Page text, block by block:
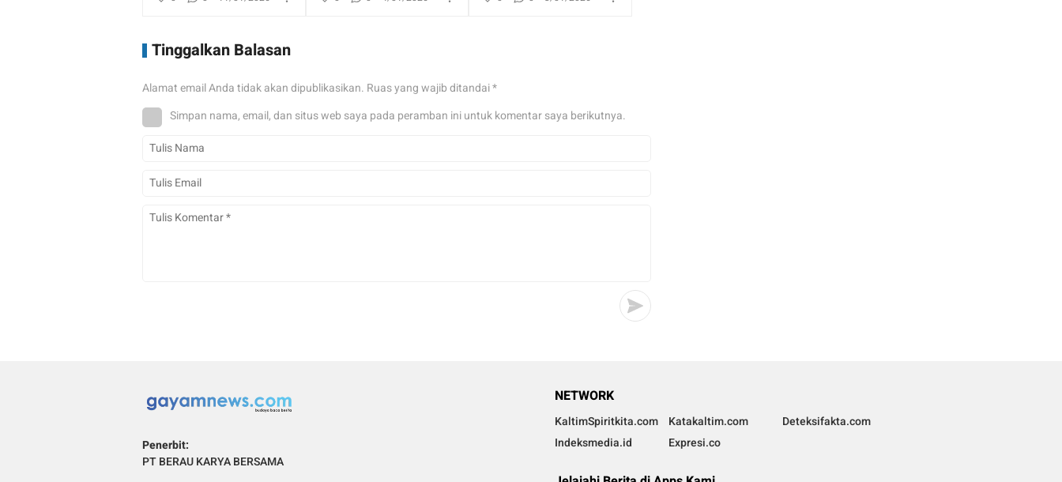
Tinggalkan Balasan
Alamat email Anda tidak akan dipublikasikan. Ruas yang wajib ditandai*
Simpan nama, email, dan situs web saya pada peramban ini untuk komentar saya berikutnya.
Penerbit:
PT BERAU KARYA BERSAMA
NETWORK
KaltimSpiritkita.com Katakaltim.com
Deteksifakta.com
Indeksmedia.id
Expresi.co